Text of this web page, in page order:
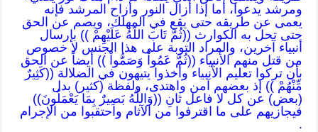
ومرشد يدعوا، أما إذا أزال النور وأزاح المرشد فإنه
يعمى عن طريقه حتى يقع في المهلك، ويصم عن الحق
حتى تحل به الكوارث ((ثُمَّ تَابَ اللّهُ عَلَيْهِمْ )) بإرسال
أنبياء آخرين، والمراد التوبة على هذا الجنس لا خصوص
من قتل منهم الأنبياء ((ثُمَّ عَمُواْ وَصَمُّواْ )) أيضاً عن الحق
بأن تركوا تعليم الأنبياء وأخذوا يتيهون في الضلالة ((كَثِيرٌ
مِّنْهُمْ )) إذ بعضهم آمن واهتدى، ولفظة (كثير) بدل
(بعض) عن كل لا فاعل ثانِ ((وَاللّهُ بَصِيرٌ بِمَا يَعْمَلُونَ))
فيجازيهم على ما اقترفوا من الآثام واحتقبوا من الإجرام
.